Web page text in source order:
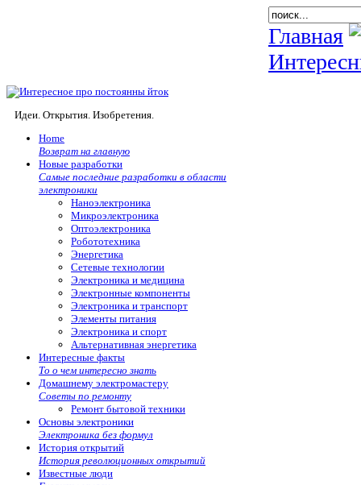
Главная
Идеи. Открытия. Изобретения.
Home
Возврат на главную
Новые разработки
Самые последние разработки в области
электроники
Наноэлектроника
Микроэлектроника
Оптоэлектроника
Робототехника
Энергетика
Сетевые технологии
Электроника и медицина
Электронные компоненты
Электроника и транспорт
Элементы питания
Электроника и спорт
Альтернативная энергетика
Интересные факты
То о чем интересно знать
Домашнему электромастеру
Советы по ремонту
Ремонт бытовой техники
Основы электроники
Электроника без формул
История открытий
История революционных открытий
Известные люди